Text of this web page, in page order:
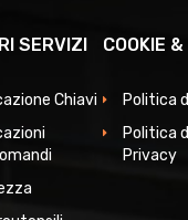
SERVIZI
Chiavi
COOKIE
Politica
Politica
Privacy